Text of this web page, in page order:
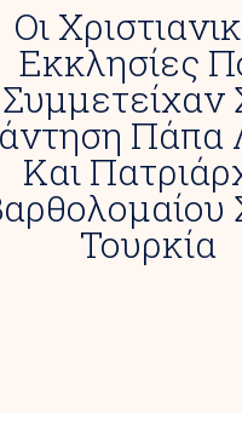
Οι
Εκκλησίες
Συμμετείχαν
Πάπα
Και
Τουρκία